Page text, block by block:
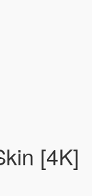
[4K]